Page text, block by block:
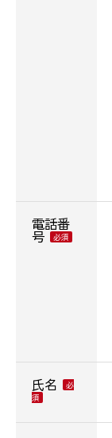
電話番
号
氏名